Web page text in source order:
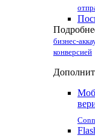
бизнес-
конверсией